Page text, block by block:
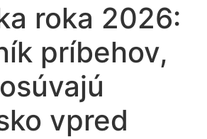
roka 2026:
príbehov,
vpred